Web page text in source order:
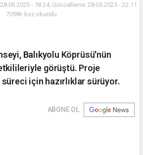
- 18:24, Güncelleme: 28.05.2025 - 22:11
7098+ kez okundu.
Balıkyolu Köprüsü'nün
görüştü. Proje
için hazırlıklar sürüyor.
ABONE OL